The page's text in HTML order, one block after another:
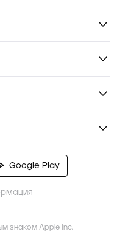
Google Play
знаком Apple Inc.